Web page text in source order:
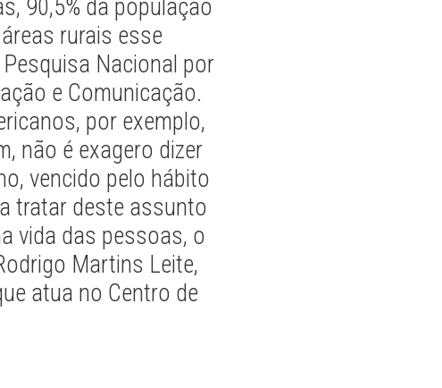
90,5% da população
rurais esse
Nacional por
e Comunicação.
por exemplo,
não é exagero dizer
vencido pelo hábito
tratar deste assunto
vida das pessoas, o
Martins Leite,
atua no Centro de